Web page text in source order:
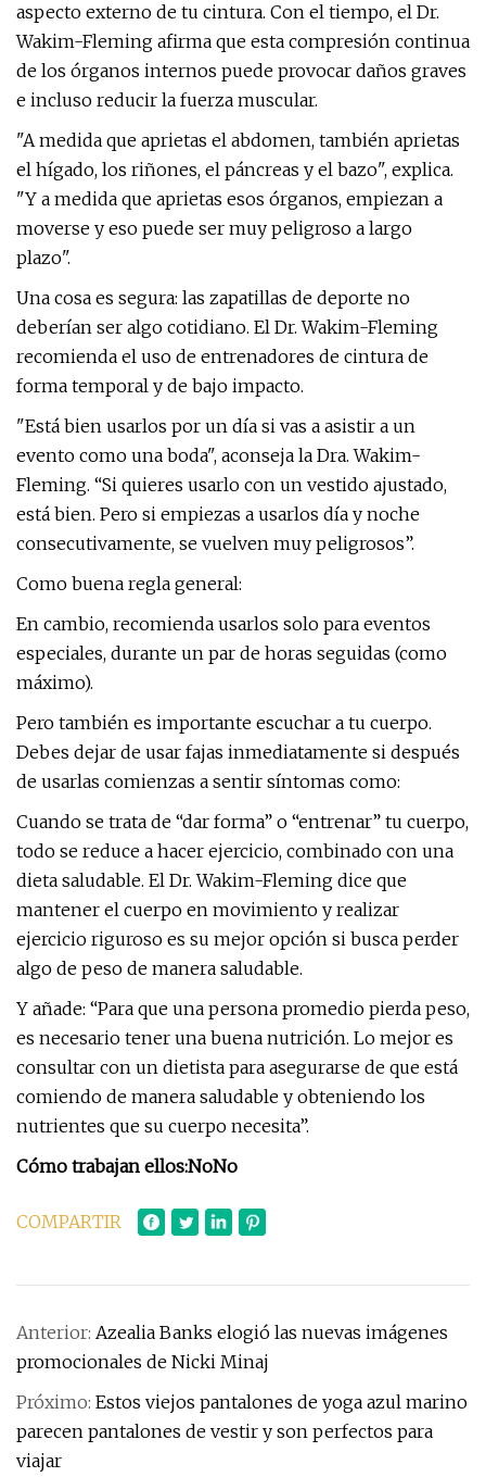
aspecto externo de tu cintura. Con el tiempo, el Dr.
Wakim-Fleming afirma que esta compresión continua
de los órganos internos puede provocar daños graves
e incluso reducir la fuerza muscular.
"A medida que aprietas el abdomen, también aprietas
el hígado, los riñones, el páncreas y el bazo", explica.
"Y a medida que aprietas esos órganos, empiezan a
moverse y eso puede ser muy peligroso a largo
plazo".
Una cosa es segura: las zapatillas de deporte no
deberían ser algo cotidiano. El Dr. Wakim-Fleming
recomienda el uso de entrenadores de cintura de
forma temporal y de bajo impacto.
"Está bien usarlos por un día si vas a asistir a un
evento como una boda", aconseja la Dra. Wakim-
Fleming. “Si quieres usarlo con un vestido ajustado,
está bien. Pero si empiezas a usarlos día y noche
consecutivamente, se vuelven muy peligrosos”.
Como buena regla general:
En cambio, recomienda usarlos solo para eventos
especiales, durante un par de horas seguidas (como
máximo).
Pero también es importante escuchar a tu cuerpo.
Debes dejar de usar fajas inmediatamente si después
de usarlas comienzas a sentir síntomas como:
Cuando se trata de “dar forma” o “entrenar” tu cuerpo,
todo se reduce a hacer ejercicio, combinado con una
dieta saludable. El Dr. Wakim-Fleming dice que
mantener el cuerpo en movimiento y realizar
ejercicio riguroso es su mejor opción si busca perder
algo de peso de manera saludable.
Y añade: “Para que una persona promedio pierda peso,
es necesario tener una buena nutrición. Lo mejor es
consultar con un dietista para asegurarse de que está
comiendo de manera saludable y obteniendo los
nutrientes que su cuerpo necesita”.
Cómo trabajan ellos:NoNo
COMPARTIR
Anterior: Azealia Banks elogió las nuevas imágenes
promocionales de Nicki Minaj
Próximo: Estos viejos pantalones de yoga azul marino
parecen pantalones de vestir y son perfectos para
viajar